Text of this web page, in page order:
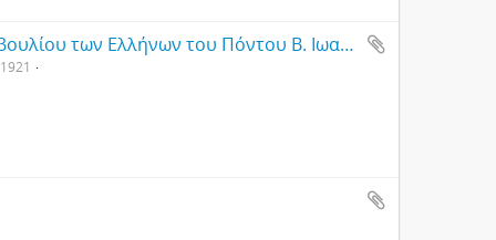
Επιστολή του Προέδρου του Εθνικού Συμβουλίου των Ελλήνων του Πόντου Β. Ιωαννίδη προς τον Ιωάννη Γεννάδιο με ημερομηνία 23/8 Μαρτίου 1921